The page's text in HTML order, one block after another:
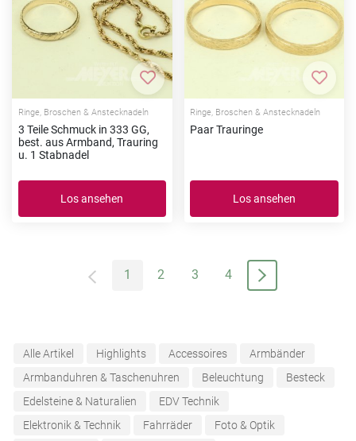
Zur Merkliste hinzufügen
Ringe, Broschen & Anstecknadeln
3 Teile Schmuck in 333 GG,
best. aus Armband, Trauring
u. 1 Stabnadel
Los ansehen
Zur
Ringe, Broschen & Anstecknadeln
Paar Trauringe
Los ansehen
1 2 3 4
Alle Artikel Highlights Accessoires
Armbänder
Armbanduhren & Taschenuhren
Beleuchtung
Besteck
Edelsteine & Naturalien
EDV Technik
Elektronik & Technik
Fahrräder
Foto & Optik